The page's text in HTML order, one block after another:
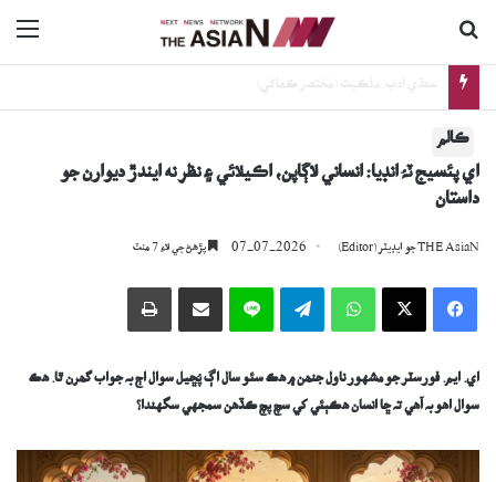
ڪالم
اي پئسيج ٽہُ انڊيا: انساني لاڳاپن، اڪيلائي ۽ نظر نه ايندڙ ديوارن جو
داستان
THE AsiaN جو ايڊيٽر (Editor) 07-07-2026 پڙھڻ جي لاءِ 7 منٽ
Facebook
X
WhatsApp
Telegram
Line اي ميل وسيلي ونڊيو پرنٽ
اي. ايم. فورسٽر جومشهورناول جنھن ۾ ھڪ سئو سال اڳ پُڇيلسوالاڄ بہ جواب گھرن ٿا. ھڪ
سوال اھو بہ آھي تہ ڇاانسان هڪٻئي کي سچ پچ ڪڏهن سمجهي سگهندا؟